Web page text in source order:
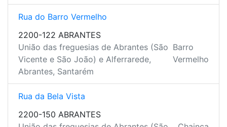
Rua do Barro Vermelho
2200-122 ABRANTES
União das freguesias de Abrantes (São
Vicente e São João) e Alferrarede,
Abrantes, Santarém
Barro
Vermelho
Rua da Bela Vista
2200-150 ABRANTES